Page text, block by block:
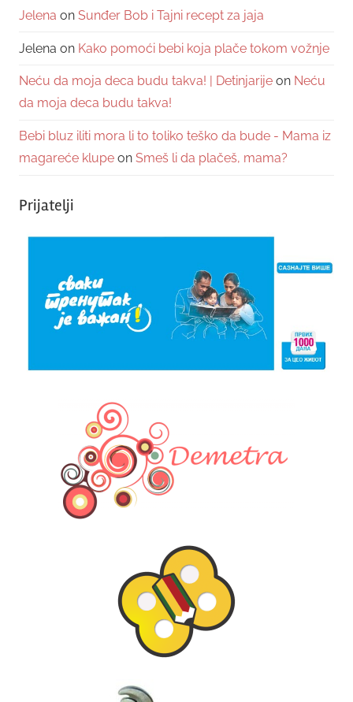
Jelena on Sunđer Bob i Tajni recept za jaja
Jelena on Kako pomoći bebi koja plače tokom vožnje
Neću da moja deca budu takva! | Detinjarije on Neću
da moja deca budu takva!
Bebi bluz iliti mora li to toliko teško da bude - Mama iz
magareće klupe on Smeš li da plačeš, mama?
Prijatelji